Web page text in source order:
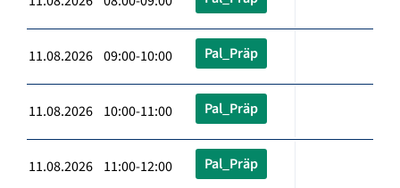
11.08.2026 09:00-10:00 Pal_Präp
11.08.2026 10:00-11:00 Pal_Präp
11.08.2026 11:00-12:00 Pal_Präp